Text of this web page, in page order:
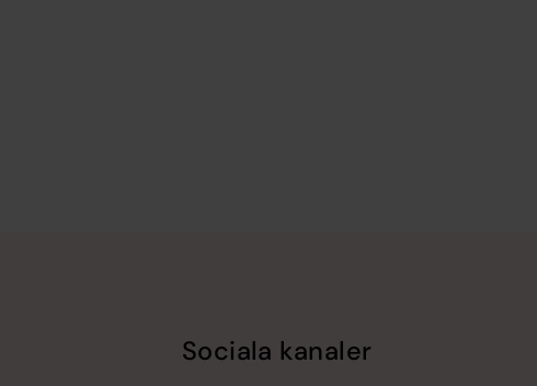
Sociala kanaler